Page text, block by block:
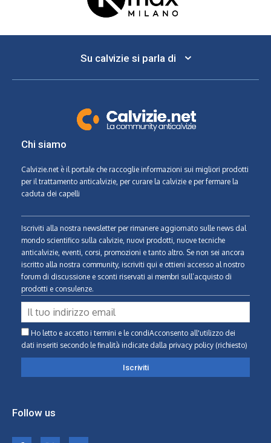
Su calvizie si parla di
Chi siamo
Calvizie.net è il portale che raccoglie informazioni sui migliori prodotti
per il trattamento anticalvizie, per curare la calvizie e per fermare la
caduta dei capelli
Iscriviti alla nostra newsletter per rimanere aggiornato sulle news dal
mondo scientifico sulla calvizie, nuovi prodotti, nuove tecniche
anticalvizie, eventi, corsi, promozioni e tanto altro. Se non sei ancora
iscritto alla nostra community, iscriviti qui e ottieni accesso al nostro
forum di discussione e sconti riservati ai membri sull’acquisto di
prodotti e consulenze.
Ho letto e accetto i termini e le condiAcconsento all'utilizzo dei
dati inseriti secondo le finalità indicate dalla privacy policy (richiesto)
Follow us